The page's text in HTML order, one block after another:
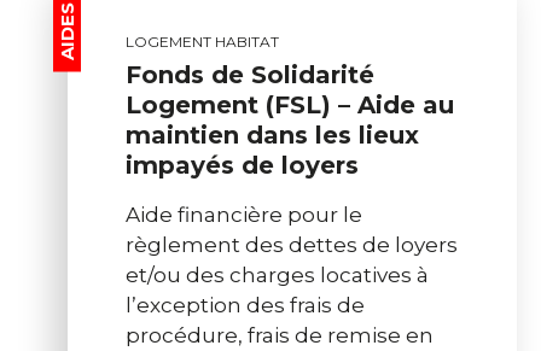
LOGEMENT HABITAT
Fonds de Solidarité
Logement (FSL) – Aide au
maintien dans les lieux
impayés de loyers
Aide financière pour le
règlement des dettes de loyers
et/ou des charges locatives à
l’exception des frais de
procédure, frais de remise en
AIDES